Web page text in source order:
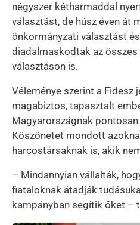
négyszer kétharmaddal
választást, de húsz éven át
önkormányzati választást
diadalmaskodtak az
választáson is.
Véleménye szerint a Fidesz
magabiztos, tapasztalt
Magyarországnak
Köszönetet mondott
harcostársaknak is, akik
– Mindannyian vállalták,
fiataloknak átadják
kampányban segítik őket –